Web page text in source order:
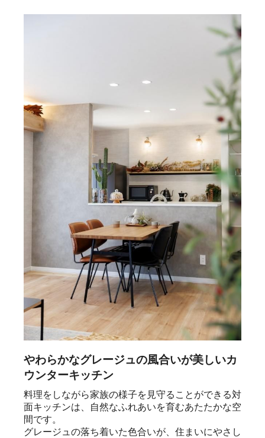
やわらかなグレージュの風合いが美しいカ
ウンターキッチン
料理をしながら家族の様子を見守ることができる対
面キッチンは、自然なふれあいを育むあたたかな空
間です。
グレージュの落ち着いた色合いが、住まいにやさし